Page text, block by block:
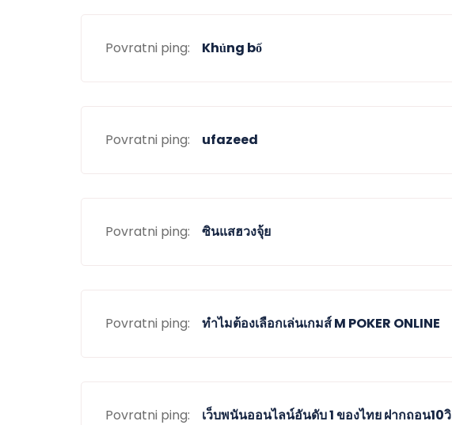
Povratni ping: Khủng bố
Povratni ping: ufazeed
Povratni ping: ซินแสฮวงจุ้ย
Povratni ping: ทำไมต้องเลือกเล่นเกมส์ M POKER ONLINE
Povratni ping: เว็บพนันออนไลน์อันดับ 1 ของไทย ฝากถอน10วิ